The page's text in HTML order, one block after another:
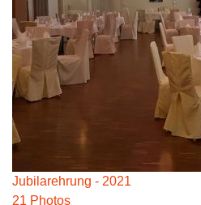
Jubilarehrung - 2021
21 Photos